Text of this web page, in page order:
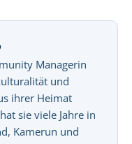
Managerin
und
ihrer Heimat
sie viele Jahre in
Kamerun und